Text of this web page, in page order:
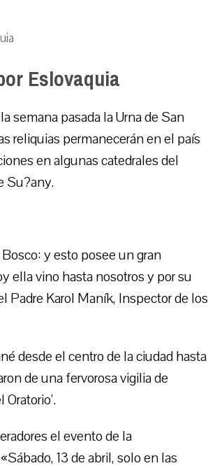
Eslovaquia
semana pasada la Urna de San
reliquias permanecerán en el país
en algunas catedrales del
Su?any.
y esto posee un gran
ella vino hasta nosotros y por su
Padre Karol Maník, Inspector de los
desde el centro de la ciudad hasta
de una fervorosa vigilia de
el evento de la
13 de abril, solo en las